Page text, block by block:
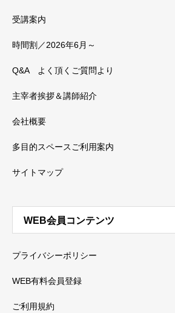
受講案内
時間割／2026年6月～
Q&A よく頂くご質問より
主宰者挨拶＆講師紹介
会社概要
多目的スペースご利用案内
サイトマップ
WEB会員コンテンツ
プライバシーポリシー
WEB有料会員登録
ご利用規約